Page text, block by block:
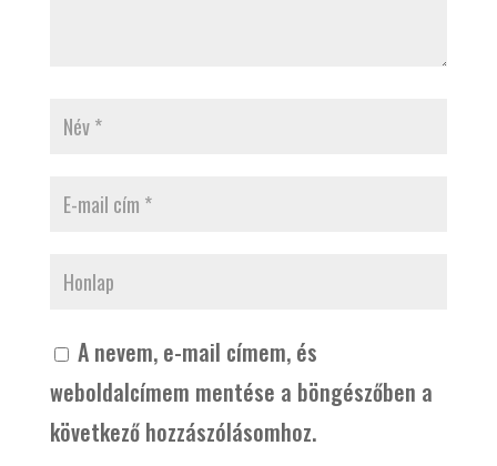
A nevem, e-mail címem, és
weboldalcímem mentése a böngészőben a
következő hozzászólásomhoz.